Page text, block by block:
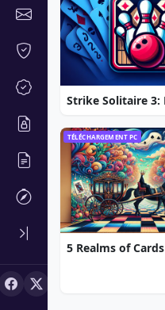
TÉLÉCHARGEMENT PC
5 Realms of Cards